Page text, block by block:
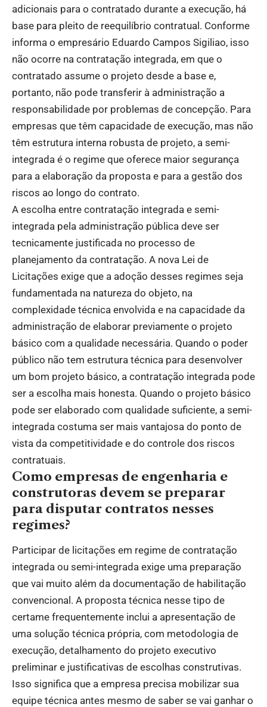
adicionais para o contratado durante a execução, há
base para pleito de reequilíbrio contratual. Conforme
informa o empresário Eduardo Campos Sigiliao, isso
não ocorre na contratação integrada, em que o
contratado assume o projeto desde a base e,
portanto, não pode transferir à administração a
responsabilidade por problemas de concepção. Para
empresas que têm capacidade de execução, mas não
têm estrutura interna robusta de projeto, a semi-
integrada é o regime que oferece maior segurança
para a elaboração da proposta e para a gestão dos
riscos ao longo do contrato.
A escolha entre contratação integrada e semi-
integrada pela administração pública deve ser
tecnicamente justificada no processo de
planejamento da contratação. A nova Lei de
Licitações exige que a adoção desses regimes seja
fundamentada na natureza do objeto, na
complexidade técnica envolvida e na capacidade da
administração de elaborar previamente o projeto
básico com a qualidade necessária. Quando o poder
público não tem estrutura técnica para desenvolver
um bom projeto básico, a contratação integrada pode
ser a escolha mais honesta. Quando o projeto básico
pode ser elaborado com qualidade suficiente, a semi-
integrada costuma ser mais vantajosa do ponto de
vista da competitividade e do controle dos riscos
contratuais.
Como empresas de engenharia e
construtoras devem se preparar
para disputar contratos nesses
regimes?
Participar de licitações em regime de contratação
integrada ou semi-integrada exige uma preparação
que vai muito além da documentação de habilitação
convencional. A proposta técnica nesse tipo de
certame frequentemente inclui a apresentação de
uma solução técnica própria, com metodologia de
execução, detalhamento do projeto executivo
preliminar e justificativas de escolhas construtivas.
Isso significa que a empresa precisa mobilizar sua
equipe técnica antes mesmo de saber se vai ganhar o